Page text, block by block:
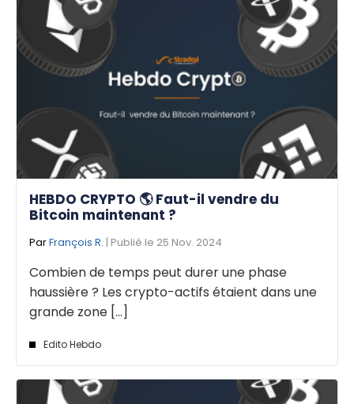
HEBDO CRYPTO 🌎 Faut-il vendre du
Bitcoin maintenant ?
ParFrançois R. | Publié le 25 Nov. 2024
Combien de temps peut durer une phase
haussière ? Les crypto-actifs étaient dans une
grande zone [...]
Edito Hebdo